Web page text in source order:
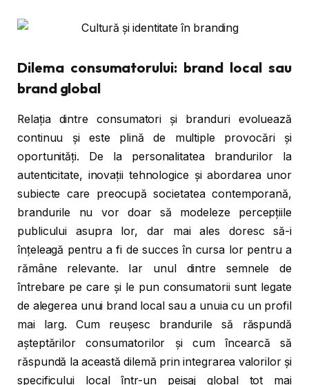
Dilema consumatorului: brand local sau
brand global
Relația dintre consumatori și branduri evoluează
continuu și este plină de multiple provocări și
oportunități. De la personalitatea brandurilor la
autenticitate, inovații tehnologice și abordarea unor
subiecte care preocupă societatea contemporană,
brandurile nu vor doar să modeleze percepțiile
publicului asupra lor, dar mai ales doresc să-i
înțeleagă pentru a fi de succes în cursa lor pentru a
rămâne relevante. Iar unul dintre semnele de
întrebare pe care și le pun consumatorii sunt legate
de alegerea unui brand local sau a unuia cu un profil
mai larg. Cum reușesc brandurile să răspundă
așteptărilor consumatorilor și cum încearcă să
răspundă la această dilemă prin integrarea valorilor și
specificului local într-un peisaj global tot mai